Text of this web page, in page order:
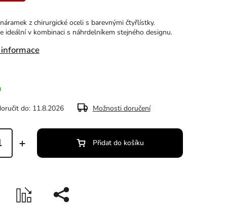
z chirurgické oceli s barevnými čtyřlístky.
ideální v kombinaci s náhrdelníkem stejného designu.
do: 11.8.2026 Možnosti doručení
Přidat do košíku